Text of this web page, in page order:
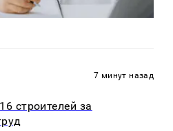
7 минут назад
строителей за